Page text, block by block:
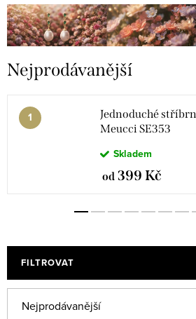
Nejprodávanější
Jednoduché
Meucci SE353
Skladem
od 399 Kč
FILTROVAT
Nejprodávanější